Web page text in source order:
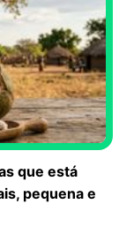
que está
pequena e